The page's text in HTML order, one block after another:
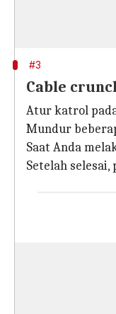
#3
Cable
Atur katrol
Mundur
Saat Anda
Setelah